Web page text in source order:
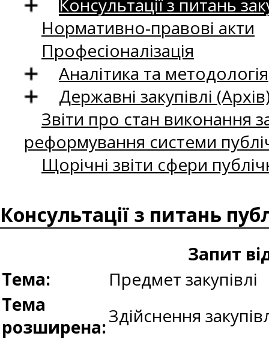
Консультації з питань
Нормативно-правові акти
Професіоналізація
Аналітика та методологія
Державні закупівлі
Звіти про стан виконання
реформування системи
Щорічні звіти сфери
Консультації з питань
Запит
Тема:
Предмет закупівлі
Тема
розширена:Здійснення